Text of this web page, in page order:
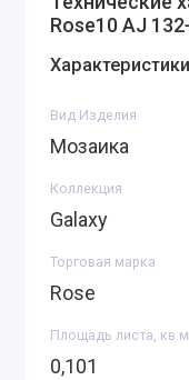
Rose10 AJ
Вид Изделия
Мозаика
Коллекция
Galaxy
Торговая марка
Rose
Площадь листа, кв.м.
0,101